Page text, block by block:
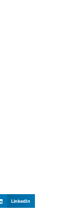
LinkedIn